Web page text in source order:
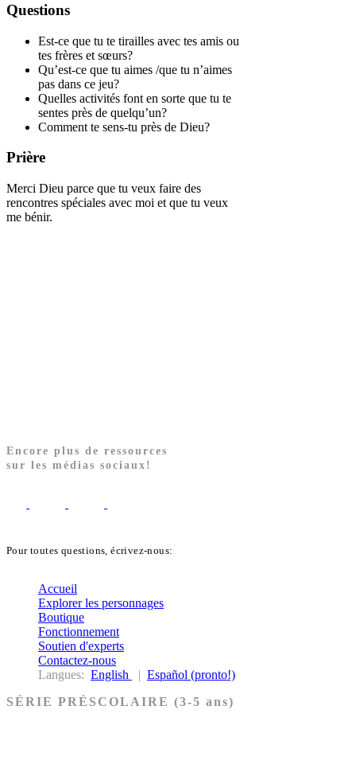
Questions
Est-ce que tu te tirailles avec tes amis ou
tes frères et sœurs?
Qu’est-ce que tu aimes /que tu n’aimes
pas dans ce jeu?
Quelles activités font en sorte que tu te
sentes près de quelqu’un?
Comment te sens-tu près de Dieu?
Prière
Merci Dieu parce que tu veux faire des
rencontres spéciales avec moi et que tu veux
me bénir.
Encore plus de ressources
sur les médias sociaux!
Pour toutes questions, écrivez-nous:
Accueil
Explorer les personnages
Boutique
Fonctionnement
Soutien d'experts
Contactez-nous
Langues: English | Español (pronto!)
SÉRIE PRÉSCOLAIRE (3-5 ans)